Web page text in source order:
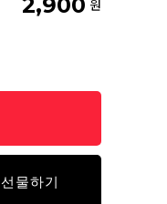
원
선물하기